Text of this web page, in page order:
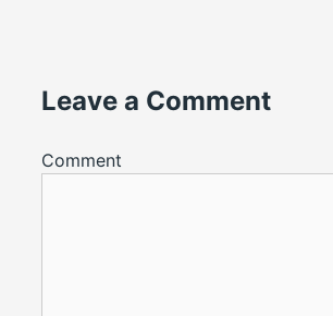
Leave a Comment
Comment